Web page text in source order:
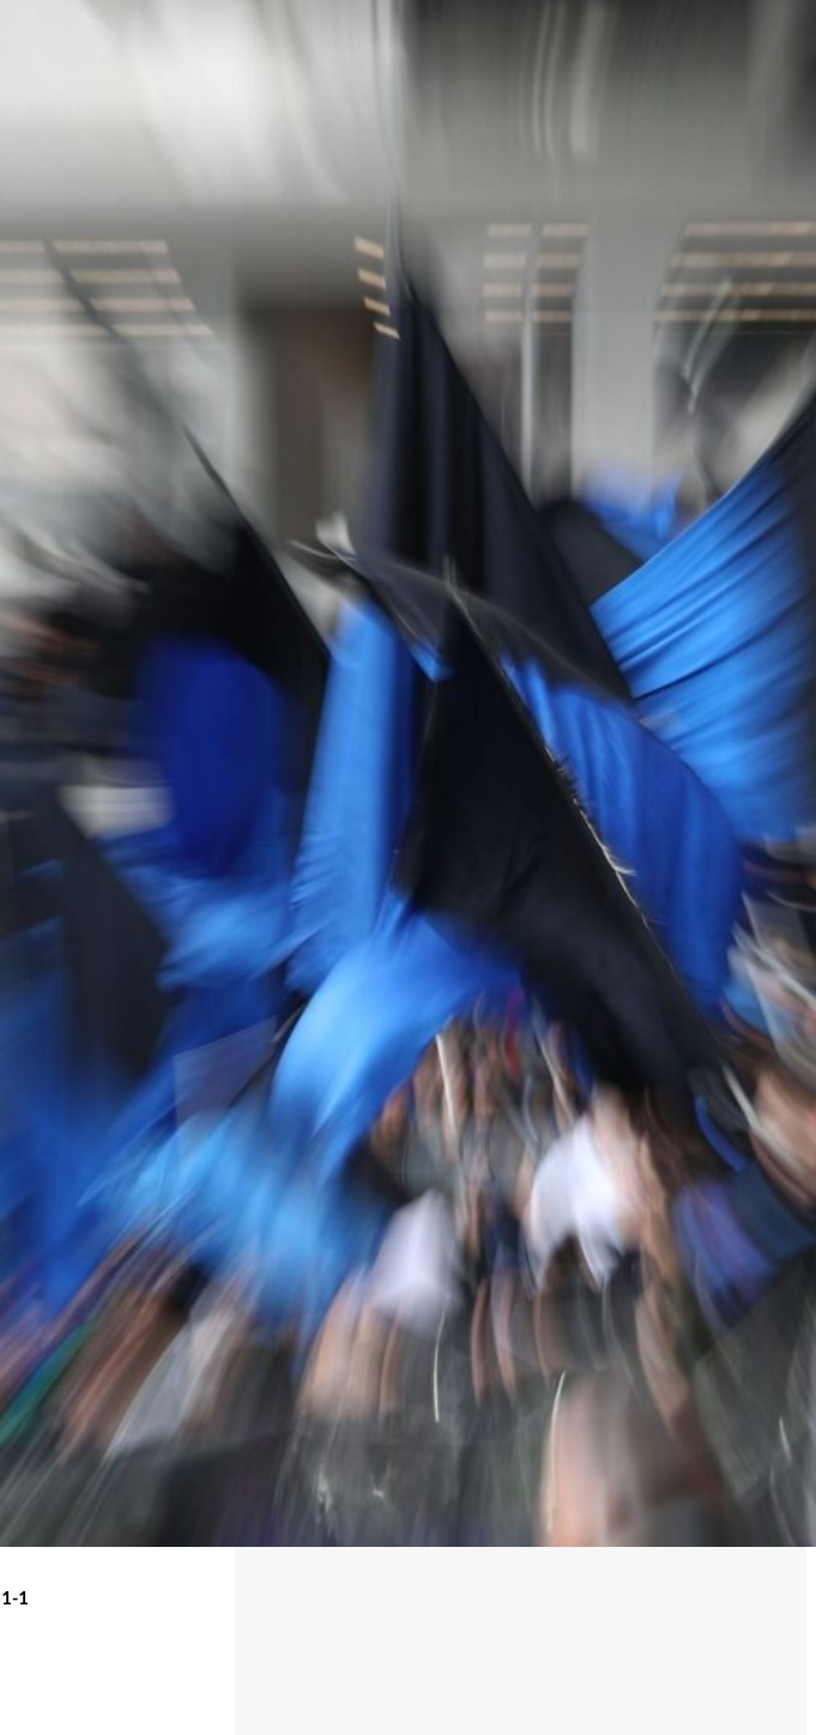
1
Inzaghi incorona Scamacca: “La sua
stagione per il bene della Nazionale”